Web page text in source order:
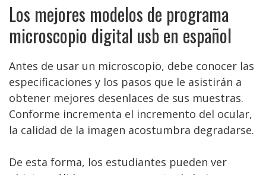
Los mejores modelos de programa
microscopio digital usb en español
Antes de usar un microscopio, debe conocer las
especificaciones y los pasos que le asistirán a
obtener mejores desenlaces de sus muestras.
Conforme incrementa el incremento del ocular,
la calidad de la imagen acostumbra degradarse.
De esta forma, los estudiantes pueden ver